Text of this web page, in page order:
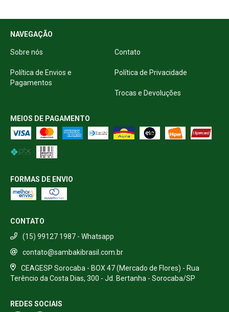
NAVEGAÇÃO
Sobre nós Contato
Política de Envios e
Pagamentos
Política de Privacidade
Trocas e Devoluções
MEIOS DE PAGAMENTO
FORMAS DE ENVIO
CONTATO
(15) 99127 1987 - Whatsapp
contato@sambakibrasil.com.br
CEAGESP Sorocaba - BOX 47 (Mercado de Flores) - Rua
Terêncio da Costa Dias, 300 - Jd. Bertanha - Sorocaba/SP
REDES SOCIAIS